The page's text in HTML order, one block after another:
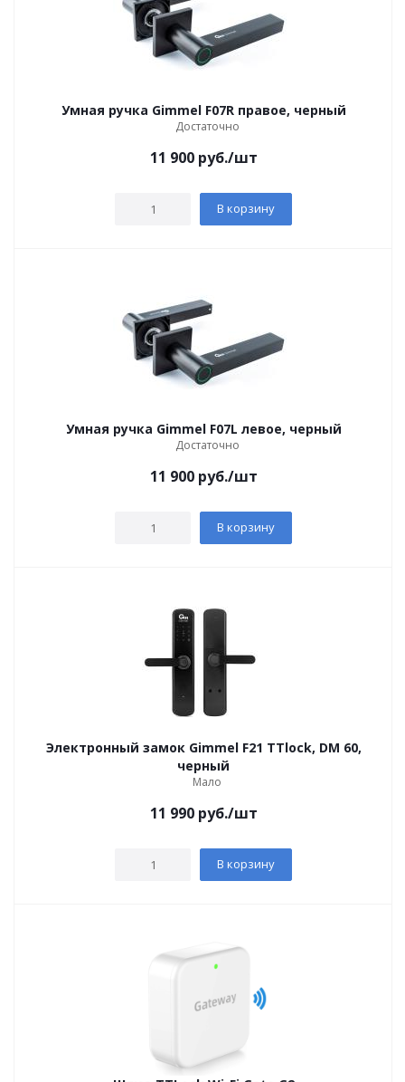
Умная ручка Gimmel F07R правое, черный
Достаточно
11 900руб./шт
В корзину
Умная ручка Gimmel F07L левое, черный
Достаточно
11 900руб./шт
В корзину
Электронный замок Gimmel F21 TTlock, DM 60,
черный
Мало
11 990руб./шт
В корзину